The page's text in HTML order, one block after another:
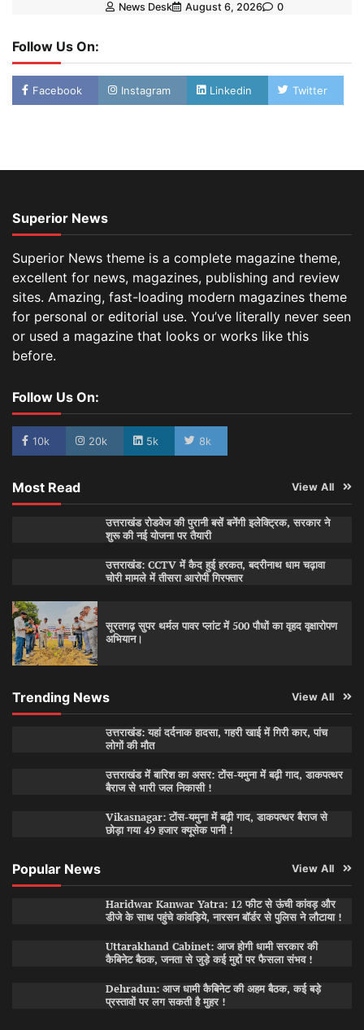
News Desk August 6, 2026 0
Follow Us On:
Facebook Instagram Linkedin Twitter
Superior News
Superior News theme is a complete magazine theme,
excellent for news, magazines, publishing and review
sites. Amazing, fast-loading modern magazines theme
for personal or editorial use. You’ve literally never seen
or used a magazine that looks or works like this
before.
Follow Us On:
10k 20k 5k 8k
Most Read View All
उत्तराखंड रोडवेज की पुरानी बसें बनेंगी इलेक्ट्रिक, सरकार ने
शुरू की नई योजना पर तैयारी
उत्तराखंड: CCTV में कैद हुई हरकत, बदरीनाथ धाम चढ़ावा
चोरी मामले में तीसरा आरोपी गिरफ्तार
सूरतगढ़ सुपर थर्मल पावर प्लांट में 500 पौधों का वृहद वृक्षारोपण
अभियान।
Trending News View All
उत्तराखंड: यहां दर्दनाक हादसा, गहरी खाई में गिरी कार, पांच
लोगों की मौत
उत्तराखंड में बारिश का असर: टोंस-यमुना में बढ़ी गाद, डाकपत्थर
बैराज से भारी जल निकासी !
Vikasnagar: टोंस-यमुना में बढ़ी गाद, डाकपत्थर बैराज से
छोड़ा गया 49 हजार क्यूसेक पानी !
Popular News View All
Haridwar Kanwar Yatra: 12 फीट से ऊंची कांवड़ और
डीजे के साथ पहुंचे कांवड़िये, नारसन बॉर्डर से पुलिस ने लौटाया !
Uttarakhand Cabinet: आज होगी धामी सरकार की
कैबिनेट बैठक, जनता से जुड़े कई मुद्दों पर फैसला संभव !
Dehradun: आज धामी कैबिनेट की अहम बैठक, कई बड़े
प्रस्तावों पर लग सकती है मुहर !